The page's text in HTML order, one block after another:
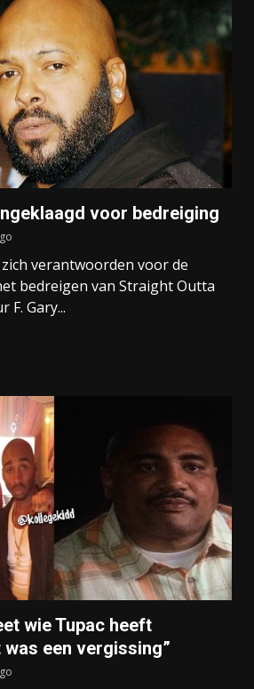
voor bedreiging
verantwoorden voor de
bedreigen van Straight Outta
F. Gary...
wie Tupac heeft
een vergissing”